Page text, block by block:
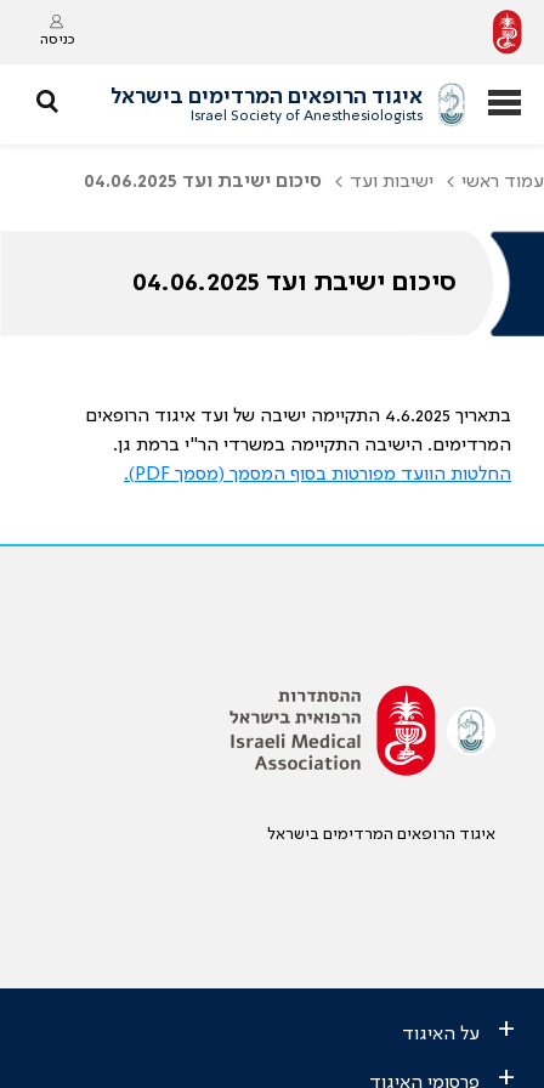
כניסה
איגוד הרופאים המרדימים בישראל
Israel Society of Anesthesiologists
עמוד ראשי ישיבות ועד ‫סיכום ישיבת ועד 04.06.2025
‫סיכום ישיבת ועד 04.06.2025
בתאריך 4.6.2025 התקיימה ישיבה של ועד איגוד הרופאים
המרדימים. הישיבה התקיימה במשרדי הר"י ברמת גן.
החלטות הוועד מפורטות בסוף המסמך (מסמך PDF).‏
איגוד הרופאים המרדימים בישראל
+ על האיגוד
+ פרסומי האיגוד